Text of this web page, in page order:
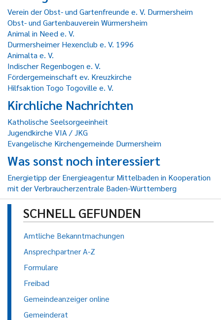
Verein der Obst- und Gartenfreunde e. V. Durmersheim
Obst- und Gartenbauverein Würmersheim
Animal in Need e. V.
Durmersheimer Hexenclub e. V. 1996
Animalta e. V.
Indischer Regenbogen e. V.
Fördergemeinschaft ev. Kreuzkirche
Hilfsaktion Togo Togoville e. V.
Kirchliche Nachrichten
Katholische Seelsorgeeinheit
Jugendkirche VIA / JKG
Evangelische Kirchengemeinde Durmersheim
Was sonst noch interessiert
Energietipp der Energieagentur Mittelbaden in Kooperation
mit der Verbraucherzentrale Baden-Württemberg
SCHNELL GEFUNDEN
Amtliche Bekanntmachungen
Ansprechpartner A-Z
Formulare
Freibad
Gemeindeanzeiger online
Gemeinderat